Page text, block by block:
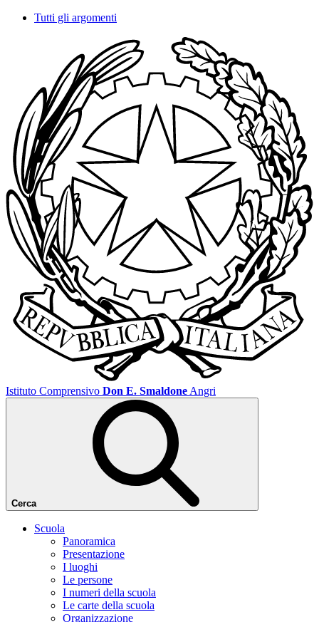
Tutti gli argomenti
Istituto Comprensivo Don E. Smaldone Angri
Cerca
Scuola
Panoramica
Presentazione
I luoghi
Le persone
I numeri della scuola
Le carte della scuola
Organizzazione